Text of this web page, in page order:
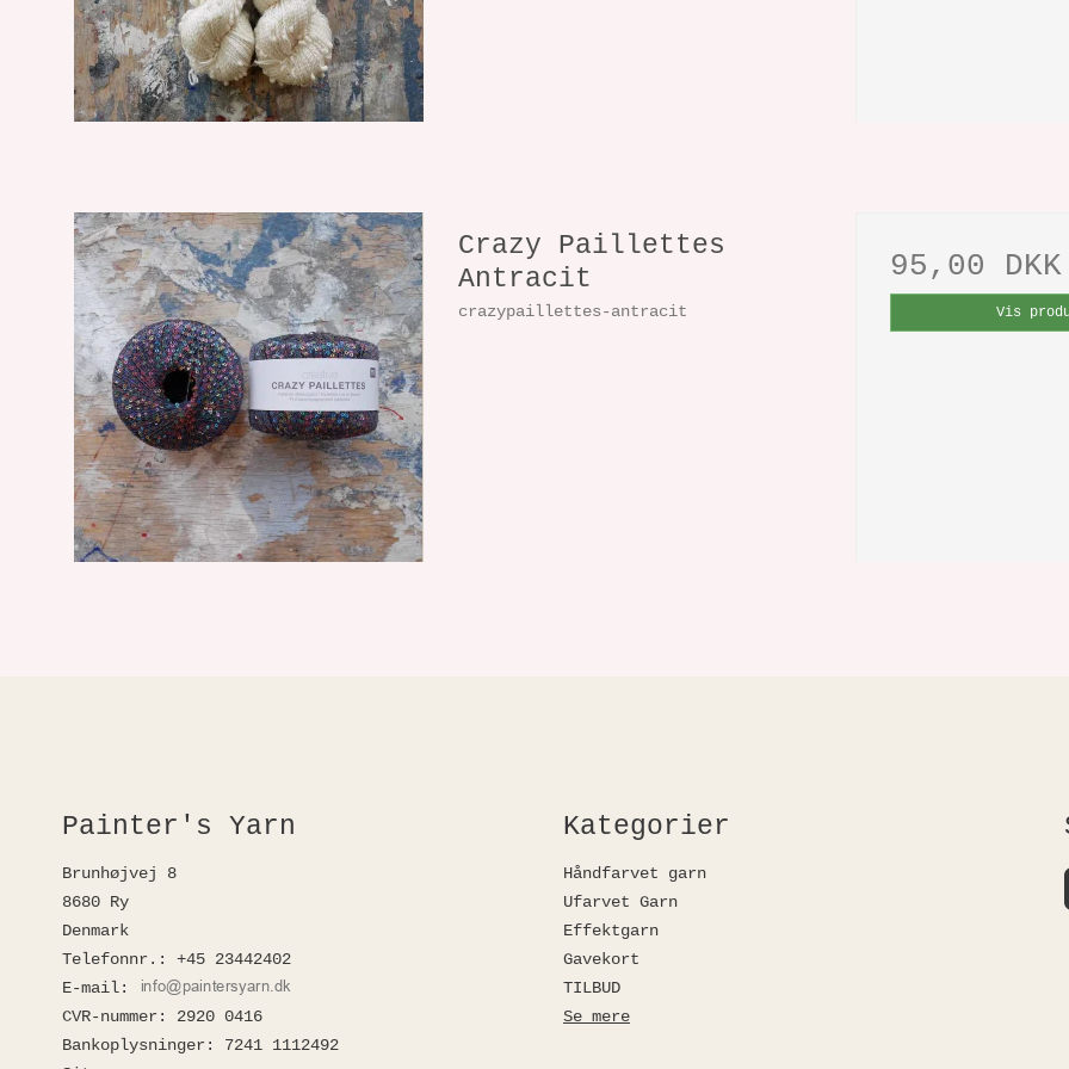
Crazy Paillettes
Antracit
crazypaillettes-antracit
95,00 DKK
Vis
Painter's Yarn
Brunhøjvej 8
8680 Ry
Denmark
Telefonnr. :
+45 23442402
E-mail:
CVR-nummer:
2920 0416
Bankoplysninger:
7241 1112492
Kategorier
Håndfarvet garn
Ufarvet Garn
Effektgarn
Gavekort
TILBUD
Se mere